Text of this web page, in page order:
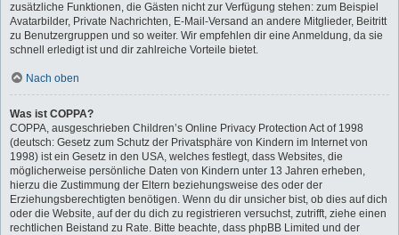
zusätzliche Funktionen, die Gästen nicht zur Verfügung stehen: zum Beispiel
Avatarbilder, Private Nachrichten, E-Mail-Versand an andere Mitglieder, Beitritt
zu Benutzergruppen und so weiter. Wir empfehlen dir eine Anmeldung, da sie
schnell erledigt ist und dir zahlreiche Vorteile bietet.
Nach oben
Was ist COPPA?
COPPA, ausgeschrieben Children’s Online Privacy Protection Act of 1998
(deutsch: Gesetz zum Schutz der Privatsphäre von Kindern im Internet von
1998) ist ein Gesetz in den USA, welches festlegt, dass Websites, die
möglicherweise persönliche Daten von Kindern unter 13 Jahren erheben,
hierzu die Zustimmung der Eltern beziehungsweise des oder der
Erziehungsberechtigten benötigen. Wenn du dir unsicher bist, ob dies auf dich
oder die Website, auf der du dich zu registrieren versuchst, zutrifft, ziehe einen
rechtlichen Beistand zu Rate. Bitte beachte, dass phpBB Limited und der